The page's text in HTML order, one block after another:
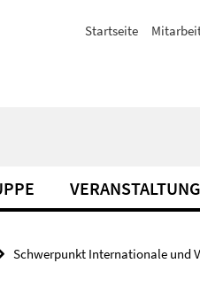
Startseite
Schwerpunkt Internationale und